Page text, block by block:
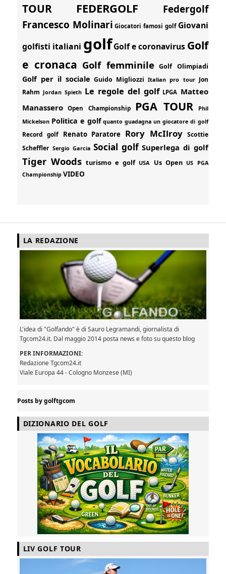
TOUR
FEDERGOLF Federgolf
Francesco Molinari Giocatori famosi golf Giovani
golfisti italiani golf Golf e coronavirus Golf
e cronaca Golf femminile Golf Olimpiadi
Golf per il sociale Guido Migliozzi Italian pro tour Jon
Rahm Jordan Spieth Le regole del golf LPGA Matteo
Manassero
Open Championship PGA TOUR
Phil
Mickelson Politica e golf quanto guadagna un giocatore di golf
Record golf Renato Paratore Rory McIlroy Scottie
Scheffler Sergio Garcia Social golf Superlega di golf
Tiger Woods turismo e golf USA Us Open US PGA
Championship VIDEO
LA REDAZIONE
L'idea di "Golfando" è di Sauro Legramandi, giornalista di
Tgcom24.it. Dal maggio 2014 posta news e foto su questo blog
PER INFORMAZIONI:
Redazione Tgcom24.it
Viale Europa 44 - Cologno Monzese (MI)
Posts by golftgcom
DIZIONARIO DEL GOLF
LIV GOLF TOUR